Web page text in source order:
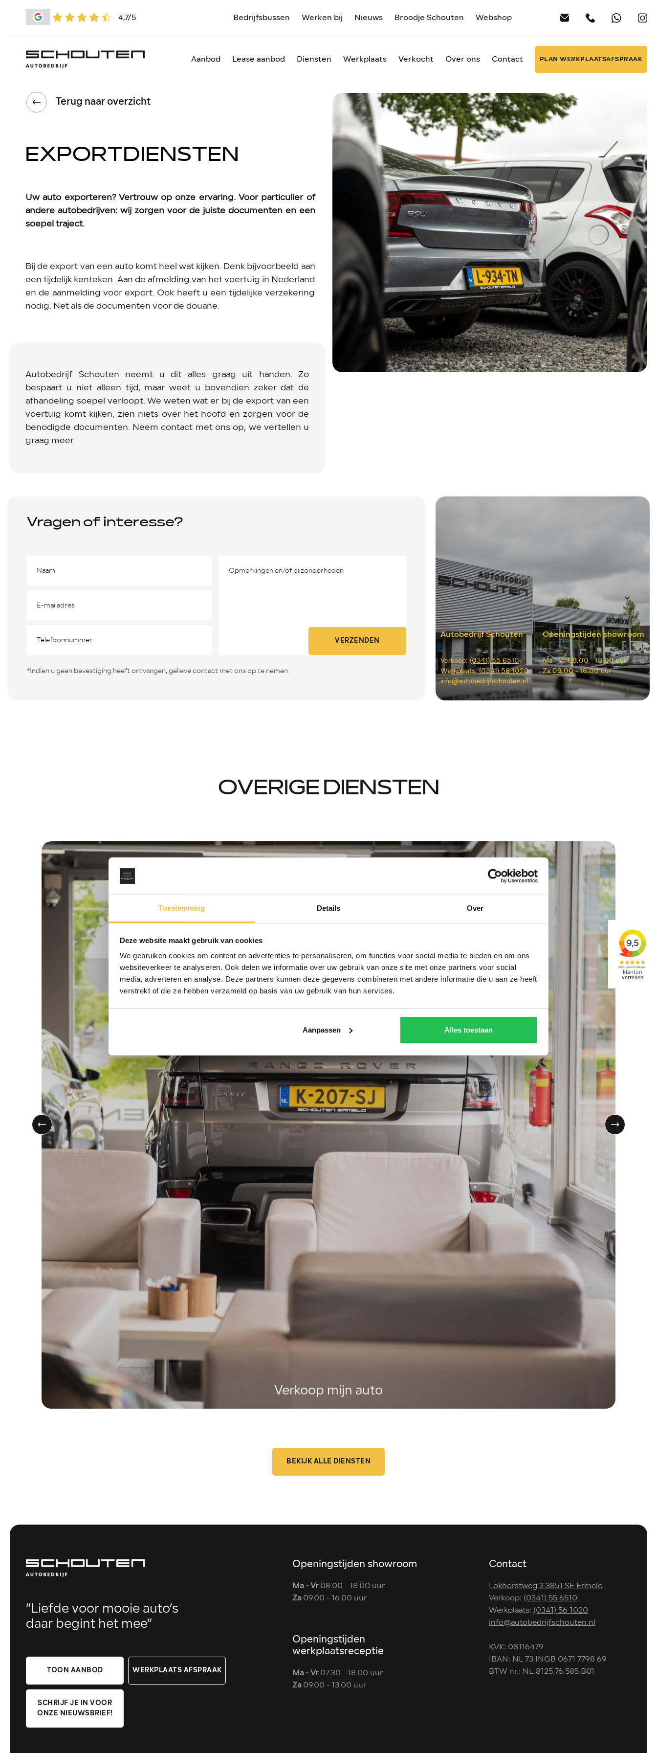
Toestemming Details Over
Deze website maakt gebruik van cookies
We gebruiken cookies om content en advertenties te personaliseren, om functies voor social media te bieden en om ons
websiteverkeer te analyseren. Ook delen we informatie over uw gebruik van onze site met onze partners voor social
media, adverteren en analyse. Deze partners kunnen deze gegevens combineren met andere informatie die u aan ze heeft
verstrekt of die ze hebben verzameld op basis van uw gebruik van hun services.
Aanpassen Alles toestaan
4,7/5 Bedrijfsbussen Werken bij Nieuws Broodje Schouten Webshop
Aanbod Lease aanbod Diensten Werkplaats Verkocht Over ons Contact PLAN WERKPLAATSAFSPRAAK
Terug naar overzicht
EXPORTDIENSTEN
Uw auto exporteren? Vertrouw op onze ervaring. Voor particulier of
andere autobedrijven: wij zorgen voor de juiste documenten en een
soepel traject.
Bij de export van een auto komt heel wat kijken. Denk bijvoorbeeld aan
een tijdelijk kenteken. Aan de afmelding van het voertuig in Nederland
en de aanmelding voor export. Ook heeft u een tijdelijke verzekering
nodig. Net als de documenten voor de douane.
Autobedrijf Schouten neemt u dit alles graag uit handen. Zo
bespaart u niet alleen tijd, maar weet u bovendien zeker dat de
afhandeling soepel verloopt. We weten wat er bij de export van een
voertuig komt kijken, zien niets over het hoofd en zorgen voor de
benodigde documenten. Neem contact met ons op, we vertellen u
graag meer.
Autobedrijf Schouten
Verkoop: (0341) 55 6510
Werkplaats: (0341) 56 1020
info@autobedrijfschouten.nl
Openingstijden showroom
Ma -Vr 08.00 - 18.00 uur
Za09.00 - 16.00 uur
Vragen of interesse?
VERZENDEN
*Indien u geen bevestiging heeft ontvangen, gelieve contact met ons op te nemen.
OVERIGE DIENSTEN
Verkoop mijn auto
BEKIJK ALLE DIENSTEN
“Liefde voor mooie auto’s
daar begint het mee”
TOON AANBOD WERKPLAATS AFSPRAAK
SCHRIJF JE IN VOOR
ONZE NIEUWSBRIEF!
Openingstijden showroom
Ma - Vr 08.00 - 18.00 uur
Za 09.00 - 16.00 uur
Openingstijden
werkplaatsreceptie
Ma - Vr 07.30 - 18.00 uur
Za 09.00 - 13.00 uur
Contact
Lokhorstweg 3 3851 SE Ermelo
Verkoop: (0341) 55 6510
Werkplaats: (0341) 56 1020
info@autobedrijfschouten.nl
KVK: 08116479
IBAN: NL 73 INGB 0671 7798 69
BTW nr.: NL.8125.76.585.B01